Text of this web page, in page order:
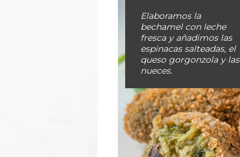
Elaboramos la
bechamel con leche
fresca y añadimos las
espinacas salteadas, el
queso gorgonzola y las
nueces.